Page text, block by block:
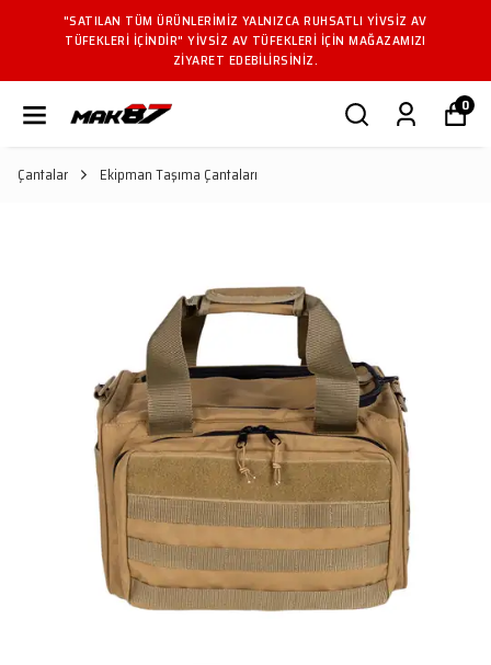
"SATILAN TÜM ÜRÜNLERIMIZ YALNIZCA RUHSATLI YIVSIZ AV
TÜFEKLERI IÇINDIR" YIVSIZ AV TÜFEKLERI IÇIN MAĞAZAMIZI
ZIYARET EDEBILIRSINIZ.
0
Çantalar Ekipman Taşıma Çantaları